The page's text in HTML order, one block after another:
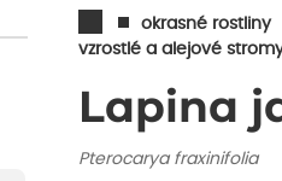
okrasné rostliny
vzrostlé a alejové
Lapina
Pterocarya fraxinifolia